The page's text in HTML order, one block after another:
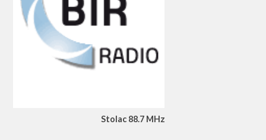
Stolac 88.7 MHz